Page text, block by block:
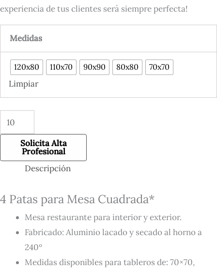
experiencia de tus clientes será siempre perfecta!
Medidas
120x80 110x70 90x90 80x80 70x70
Limpiar
Solicita Alta
Profesional
Descripción
4 Patas para Mesa Cuadrada*
Mesa restaurante para interior y exterior.
Fabricado: Aluminio lacado y secado al horno a
240º
Medidas disponibles para tableros de: 70×70,